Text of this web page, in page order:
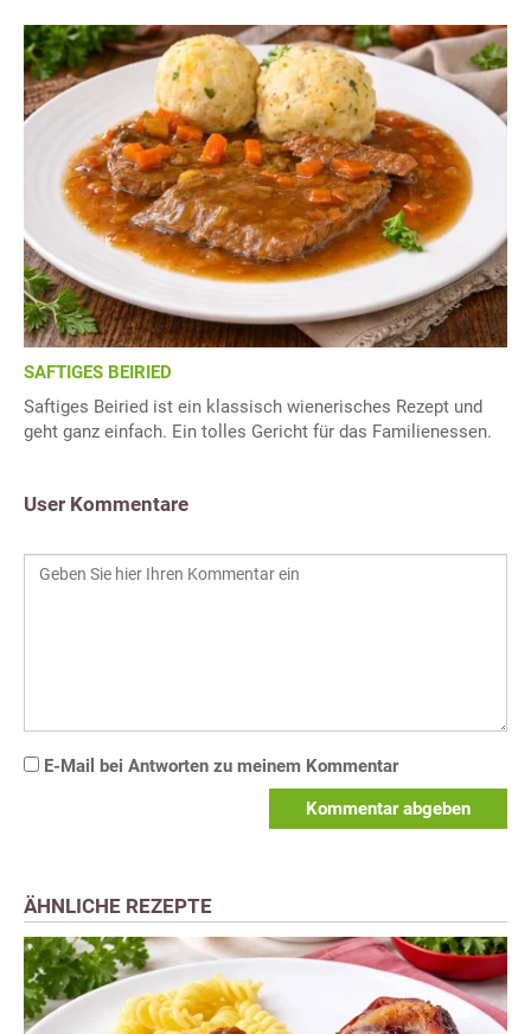
SAFTIGES BEIRIED
Saftiges Beiried ist ein klassisch wienerisches Rezept und
geht ganz einfach. Ein tolles Gericht für das Familienessen.
User Kommentare
E-Mail bei Antworten zu meinem Kommentar
Kommentar abgeben
ÄHNLICHE REZEPTE